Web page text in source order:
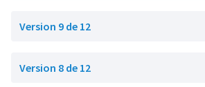
Version 9 de 12
Version 8 de 12